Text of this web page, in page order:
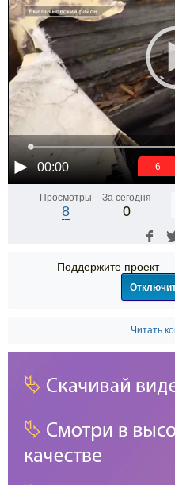
00:00 6
Просмотры
8
За сегодня
0
Поддержите проект
Читать